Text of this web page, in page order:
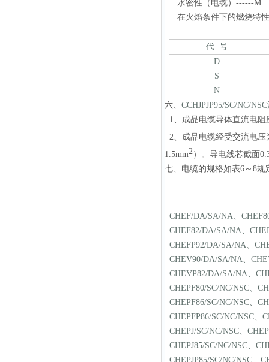
水密性（电缆）------M
在火焰条件下的燃烧特
代 号
D
S
N
六、 CCHJPJP95/SC/NC/NSC
1、成品电缆导体直流电阻
2、成品电缆经受交流电压
1.5mm2）。导电线芯截面
七、电缆的规格如表6～8规
CHEF/DA/SA/NA、
CHEF82/DA/SA/NA、
CHEFP92/DA/SA/NA、
CHEV90/DA/SA/NA、
CHEVP82/DA/SA/NA、
CHEPF80/SC/NC/NSC、
CHEPF86/SC/NC/NSC、
CHEPFP86/SC/NC/NSC、
CHEPJ/SC/NC/NSC、
CHEPJ85/SC/NC/NSC、
CHEPJP85/SC/NC/NSC、